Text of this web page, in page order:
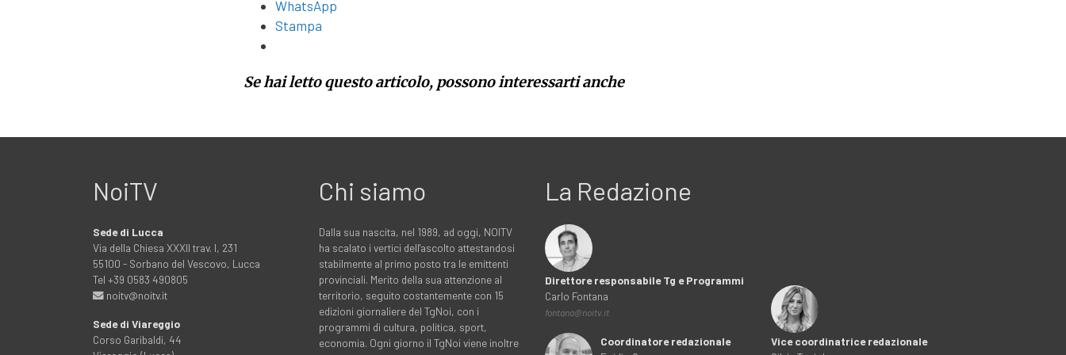
WhatsApp
Stampa
Se hai letto questo articolo, possono interessarti anche
NoiTV
Sede di Lucca
Via della Chiesa XXXII trav. I, 231
55100 - Sorbano del Vescovo, Lucca
Tel +39 0583 490805
noitv@noitv.it
Sede di Viareggio
Corso Garibaldi, 44
Chi siamo
Dalla sua nascita, nel 1989, ad oggi, NOITV
ha scalato i vertici dell'ascolto attestandosi
stabilmente al primo posto tra le emittenti
provinciali. Merito della sua attenzione al
territorio, seguito costantemente con 15
edizioni giornaliere del TgNoi, con i
programmi di cultura, politica, sport,
economia. Ogni giorno il TgNoi viene inoltre
La Redazione
Direttore responsabile Tg e Programmi
Carlo Fontana
fontana@noitv.it
Coordinatore redazionale
Vice coordinatrice redazionale